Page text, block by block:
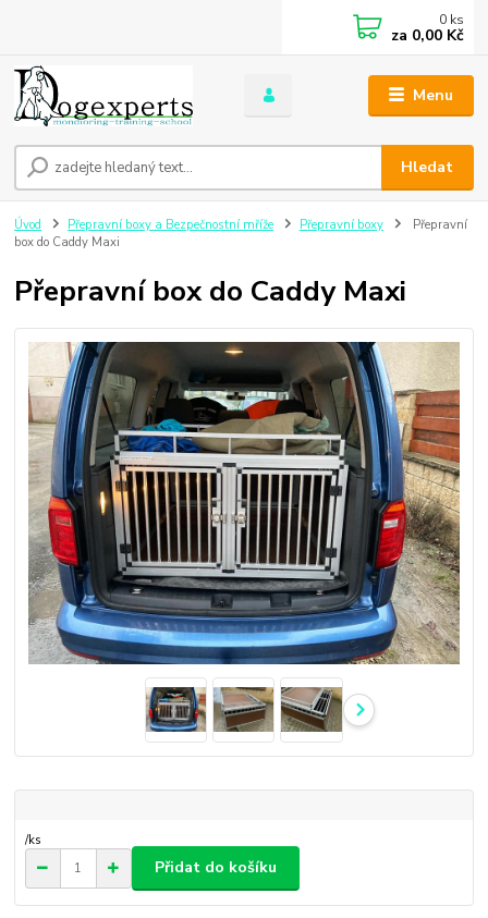
Menu
Hledat
0 ks
za 0,00 Kč
Úvod Přepravní boxy a Bezpečnostní mříže Přepravní boxy
Přepravní
box do Caddy Maxi
Přepravní box do Caddy Maxi
/ks
Přidat do košíku